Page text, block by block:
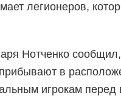
легионеров,
Нотченко
в
игрокам